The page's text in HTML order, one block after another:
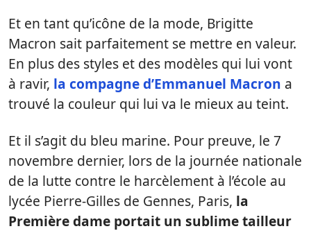
Et en tant qu’icône de la mode, Brigitte
Macron sait parfaitement se mettre en valeur.
En plus des styles et des modèles qui lui vont
à ravir, la compagne d’Emmanuel Macron a
trouvé la couleur qui lui va le mieux au teint.
Et il s’agit du bleu marine. Pour preuve, le 7
novembre dernier, lors de la journée nationale
de la lutte contre le harcèlement à l’école au
lycée Pierre-Gilles de Gennes, Paris, la
Première dame portait un sublime tailleur